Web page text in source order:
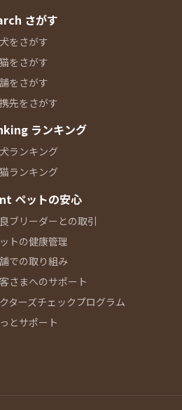
フォールデックス
フォールデックス
フォールデックス
ラムキン
ネヴァマスカレード
セルカークレックス
トンキニーズ
さがす
をさがす
をさがす
をさがす
先をさがす
ランキング
ランキング
ランキング
ペットの安心
ブリーダーとの取引
トの健康管理
での取り組み
さまへのサポート
ターズチェックプログラム
とサポート